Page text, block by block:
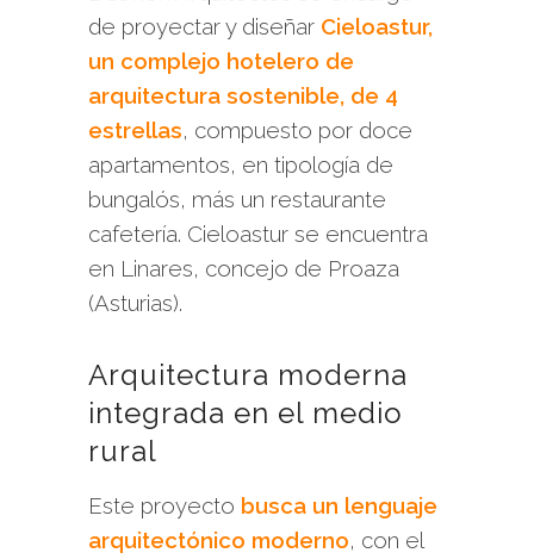
de proyectar y diseñar Cieloastur,
un complejo hotelero de
arquitectura sostenible, de 4
estrellas, compuesto por doce
apartamentos, en tipología de
bungalós, más un restaurante
cafetería. Cieloastur se encuentra
en Linares, concejo de Proaza
(Asturias).
Arquitectura moderna
integrada en el medio
rural
Este proyecto busca un lenguaje
arquitectónico moderno, con el